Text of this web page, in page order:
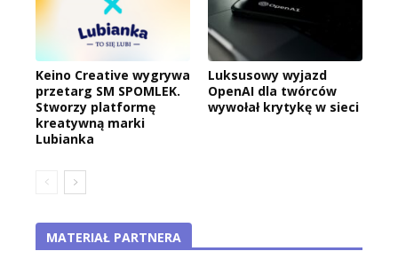
Keino Creative wygrywa
przetarg SM SPOMLEK.
Stworzy platformę
kreatywną marki
Lubianka
Luksusowy wyjazd
OpenAI dla twórców
wywołał krytykę w sieci
MATERIAŁ PARTNERA